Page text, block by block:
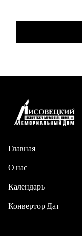
Главная
О нас
Календарь
Конвертор Дат